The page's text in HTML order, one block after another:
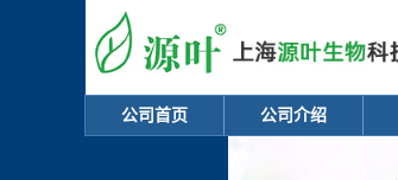
公司首页 公司介绍